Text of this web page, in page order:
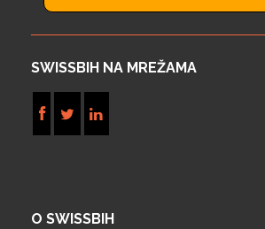
SWISSBIH NA MREŽAMA
O SWISSBIH